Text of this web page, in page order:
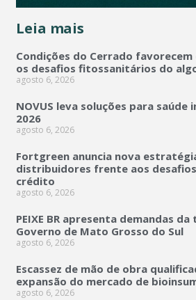
Leia mais
Condições do Cerrado favorecem
os desafios fitossanitários do
agosto 6, 2026
NOVUS leva soluções para saúde
2026
agosto 6, 2026
Fortgreen anuncia nova
distribuidores frente aos
crédito
agosto 6, 2026
PEIXE BR apresenta demandas
Governo de Mato Grosso do Sul
agosto 6, 2026
Escassez de mão de obra
expansão do mercado de
agosto 6, 2026